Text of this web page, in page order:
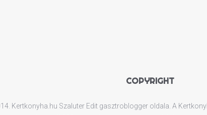
COPYRIGHT
Kertkonyha.hu Szaluter Edit gasztroblogger oldala. A